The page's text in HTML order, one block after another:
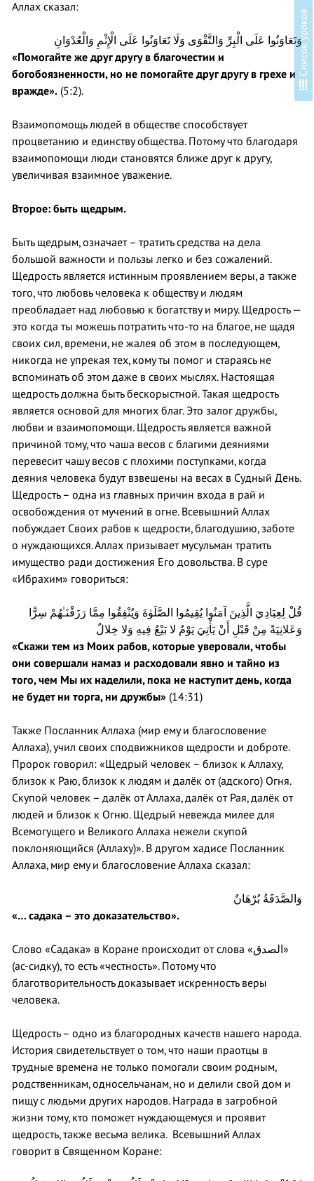
в
Аллах сказал:
وَتَعَاوَنُوا عَلَى الْبِرِّ وَالتَّقْوَى وَلَا تَعَاوَنُوا عَلَى الْإِثْمِ وَالْعُدْوَانِ
«Помогайте же друг другу в благочестии и
богобоязненности, но не помогайте друг другу в грехе и
вражде». (5:2).
Взаимопомощь людей в обществе способствует
процветанию и единству общества. Потому что благодаря
взаимопомощи люди становятся ближе друг к другу,
увеличивая взаимное уважение.
Второе: быть щедрым.
Быть щедрым, означает – тратить средства на дела
большой важности и пользы легко и без сожалений.
Щедрость является истинным проявлением веры, а также
того, что любовь человека к обществу и людям
преобладает над любовью к богатству и миру. Щедрость —
это когда ты можешь потратить что-то на благое, не щадя
своих сил, времени, не жалея об этом в последующем,
никогда не упрекая тех, кому ты помог и стараясь не
вспоминать об этом даже в своих мыслях. Настоящая
щедрость должна быть бескорыстной. Такая щедрость
является основой для многих благ. Это залог дружбы,
любви и взаимопомощи. Щедрость является важной
причиной тому, что чаша весов с благими деяниями
перевесит чашу весов с плохими поступками, когда
деяния человека будут взвешены на весах в Судный День.
Щедрость – одна из главных причин входа в рай и
освобождения от мучений в огне. Всевышний Аллах
побуждает Своих рабов к щедрости, благодушию, заботе
о нуждающихся. Аллах призывает мусульман тратить
имущество ради достижения Его довольства. В суре
«Ибрахим» говориться:
قُلْ لِعِبَادِيَ الَّذِينَ آمَنُوا يُقِيمُوا الصَّلَوٰةَ وَيُنْفِقُوا مِمَّا رَزَقْنَـٰهُمْ سِرًّا
وَعَلانِيَةً مِنْ قَبْلِ أَنْ يَأْتِيَ يَوْمٌ لا بَيْعٌ فِيهِ وَلا خِلالٌ
«Скажи тем из Моих рабов, которые уверовали, чтобы
они совершали намаз и расходовали явно и тайно из
того, чем Мы их наделили, пока не наступит день, когда
не будет ни торга, ни дружбы» (14:31)
Также Посланник Аллаха (мир ему и благословение
Аллаха), учил своих сподвижников щедрости и доброте.
Пророк говорил: «Щедрый человек – близок к Аллаху,
близок к Раю, близок к людям и далёк от (адского) Огня.
Скупой человек – далёк от Аллаха, далёк от Рая, далёк от
людей и близок к Огню. Щедрый невежда милее для
Всемогущего и Великого Аллаха нежели скупой
поклоняющийся (Аллаху)». В другом хадисе Посланник
Аллаха, мир ему и благословение Аллаха сказал:
وَالصَّدَقَةُ بُرْهَانٌ
«… садака – это доказательство».
Слово «Садака» в Коране происходит от слова «الصدق»
(ас-сидку), то есть «честность». Потому что
благотворительность доказывает искренность веры
человека.
Щедрость – одно из благородных качеств нашего народа.
История свидетельствует о том, что наши праотцы в
трудные времена не только помогали своим родным,
родственникам, односельчанам, но и делили свой дом и
пищу с людьми других народов. Награда в загробной
жизни тому, кто поможет нуждающемуся и проявит
щедрость, также весьма велика. Всевышний Аллах
говорит в Священном Коране: